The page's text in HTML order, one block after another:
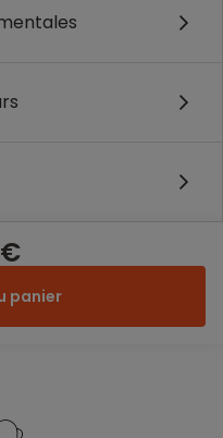
panier